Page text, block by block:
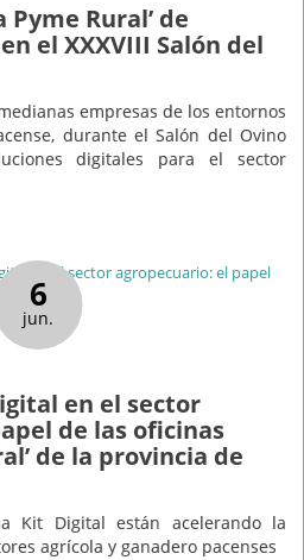
Pyme Rural’ de
el XXXVIII Salón del
empresas de los entornos
durante el Salón del Ovino
digitales para el sector
6
jun.
en el sector
de las oficinas
de la provincia de
Kit Digital están acelerando la
agrícola y ganadero pacenses